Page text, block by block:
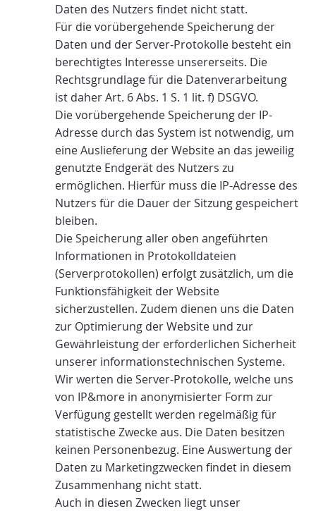
Daten des Nutzers findet nicht statt.
Für die vorübergehende Speicherung der
Daten und der Server-Protokolle besteht ein
berechtigtes Interesse unsererseits. Die
Rechtsgrundlage für die Datenverarbeitung
ist daher Art. 6 Abs. 1 S. 1 lit. f) DSGVO.
Die vorübergehende Speicherung der IP-
Adresse durch das System ist notwendig, um
eine Auslieferung der Website an das jeweilig
genutzte Endgerät des Nutzers zu
ermöglichen. Hierfür muss die IP-Adresse des
Nutzers für die Dauer der Sitzung gespeichert
bleiben.
Die Speicherung aller oben angeführten
Informationen in Protokolldateien
(Serverprotokollen) erfolgt zusätzlich, um die
Funktionsfähigkeit der Website
sicherzustellen. Zudem dienen uns die Daten
zur Optimierung der Website und zur
Gewährleistung der erforderlichen Sicherheit
unserer informationstechnischen Systeme.
Wir werten die Server-Protokolle, welche uns
von IP&more in anonymisierter Form zur
Verfügung gestellt werden regelmäßig für
statistische Zwecke aus. Die Daten besitzen
keinen Personenbezug. Eine Auswertung der
Daten zu Marketingzwecken findet in diesem
Zusammenhang nicht statt.
Auch in diesen Zwecken liegt unser